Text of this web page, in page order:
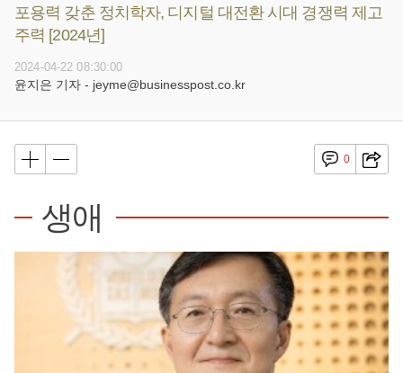
포용력 갖춘 정치학자, 디지털 대전환 시대 경쟁력 제고
주력 [2024년]
2024-04-22 08:30:00
윤지은 기자 - jeyme@businesspost.co.kr
0
생애